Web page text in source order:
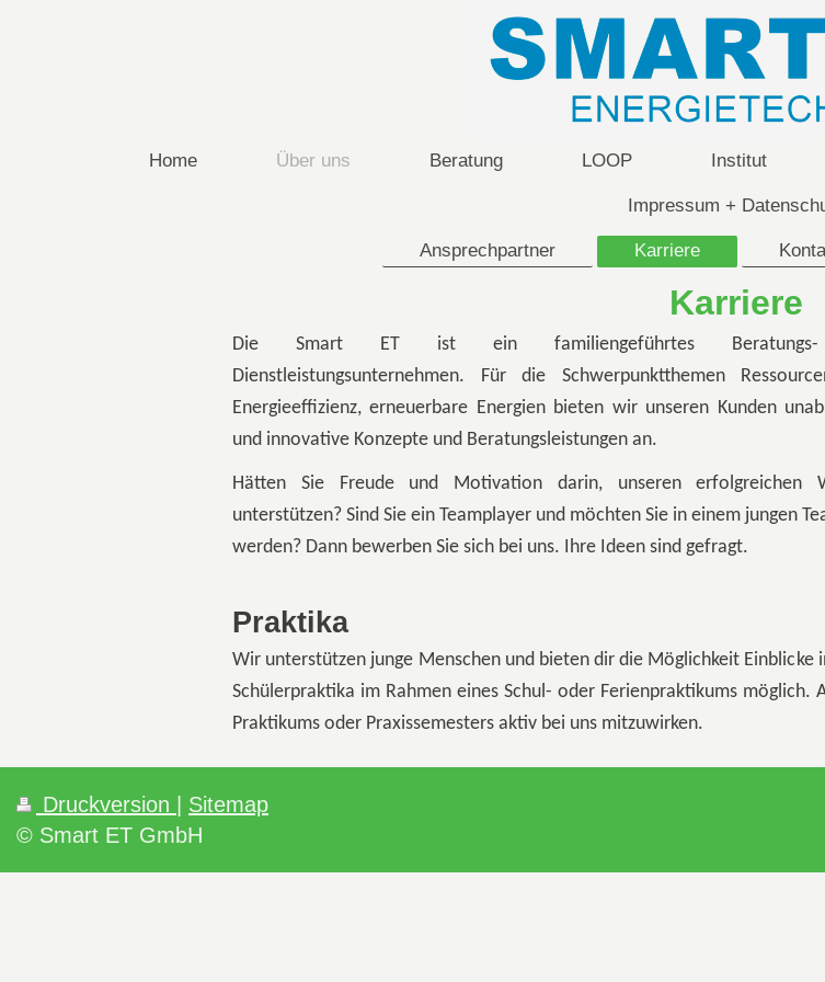
Home Über uns Beratung LOOP Institut
Impressum +
Ansprechpartner Karriere
Karriere
Die Smart ET ist ein familiengeführtes
Dienstleistungsunternehmen. Für die Schwerpunktthemen
Energieeffizienz, erneuerbare Energien bieten wir unseren Kunden
und innovative Konzepte und Beratungsleistungen an.
Hätten Sie Freude und Motivation darin, unseren erfolgreichen
unterstützen? Sind Sie ein Teamplayer und möchten Sie in einem jungen
werden? Dann bewerben Sie sich bei uns. Ihre Ideen sind gefragt.
Praktika
Wir unterstützen junge Menschen und bieten dir die Möglichkeit
Schülerpraktika im Rahmen eines Schul- oder Ferienpraktikums
Praktikums oder Praxissemesters aktiv bei uns mitzuwirken.
Druckversion | Sitemap
© Smart ET GmbH